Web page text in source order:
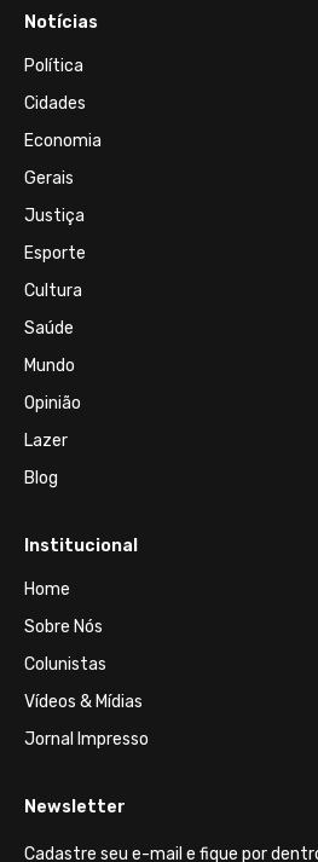
Notícias
Política
Cidades
Economia
Gerais
Justiça
Esporte
Cultura
Saúde
Mundo
Opinião
Lazer
Blog
Institucional
Home
Sobre Nós
Colunistas
Vídeos & Mídias
Jornal Impresso
Newsletter
Cadastre seu e-mail e fique por